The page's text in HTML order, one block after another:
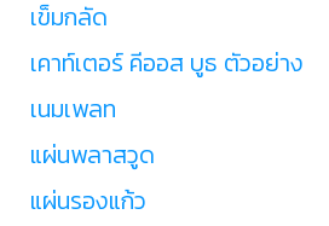
เข็มกลัด
เคาท์เตอร์ คีออส บูธ ตัวอย่าง
เนมเพลท
แผ่นพลาสวูด
แผ่นรองแก้ว